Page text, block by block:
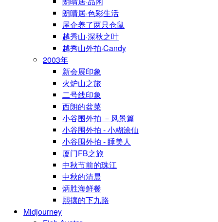
朗晴居·色彩生活
屋企养了两只仓鼠
越秀山·深秋之叶
越秀山外拍·Candy
2003年
新会展印象
火炉山之旅
二号线印象
西朗的盆菜
小谷围外拍 －风景篇
小谷围外拍 - 小糊涂仙
小谷围外拍 - 睡美人
厦门FB之旅
中秋节前的珠江
中秋的清晨
炳胜海鲜餐
熙攘的下九路
Midjourney